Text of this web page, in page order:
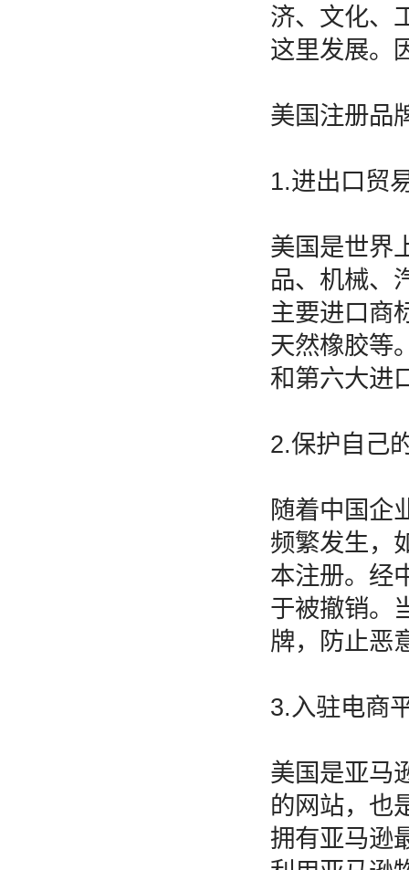
济、文化、
这里发展。
美国注册品
1.进出口贸
美国是世界
品、机械、
主要进口商
天然橡胶等
和第六大进
2.保护自己
随着中国企
频繁发生，
本注册。经
于被撤销。
牌，防止恶
3.入驻电商
美国是亚马
的网站，也
拥有亚马逊